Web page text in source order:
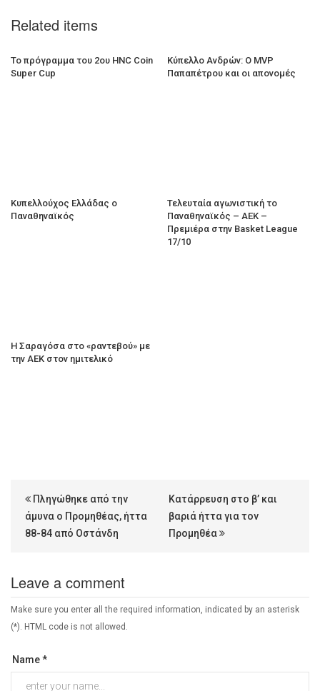
Related items
Το πρόγραμμα του 2ου HNC Coin
Super Cup
Κύπελλο Ανδρών: Ο MVP
Παπαπέτρου και οι απονομές
Κυπελλούχος Ελλάδας ο
Παναθηναϊκός
Τελευταία αγωνιστική το
Παναθηναϊκός – ΑΕΚ –
Πρεμιέρα στην Basket League
17/10
Η Σαραγόσα στο «ραντεβού» με
την ΑΕΚ στον ημιτελικό
Πληγώθηκε από την
άμυνα ο Προμηθέας, ήττα
88-84 από Οστάνδη
Κατάρρευση στο β’ και
βαριά ήττα για τον
Προμηθέα
Leave a comment
Make sure you enter all the required information, indicated by an asterisk
(*). HTML code is not allowed.
Name *